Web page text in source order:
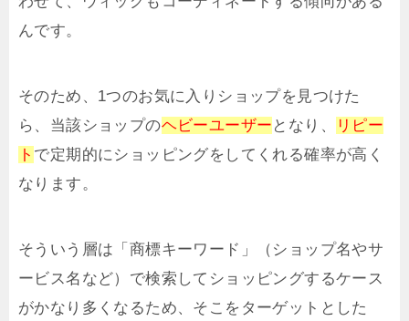
んです。
そのため、1つのお気に入りショップを見つけた
ら、当該ショップのヘビーユーザー となり、
リピー
ト で定期的にショッピングをしてくれる確率が高く
なります。
そういう層は「商標キーワード」（ショップ名やサ
ービス名など）で検索してショッピングするケース
がかなり多くなるため、そこをターゲットとした